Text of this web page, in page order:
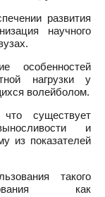
развития
научного
особенностей
нагрузки у
волейболом.
существует
и
из показателей
такого
как